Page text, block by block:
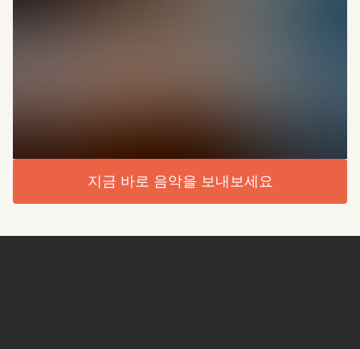
지금 바로 음악을 보내보세요